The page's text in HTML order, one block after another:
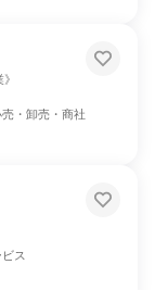
・卸売・商社
ス